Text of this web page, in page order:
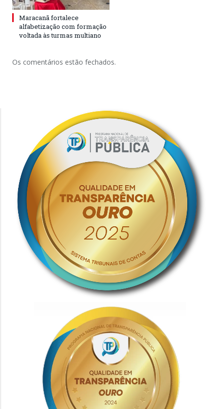
Maracanã fortalece
alfabetização com formação
voltada às turmas multiano
Os comentários estão fechados.